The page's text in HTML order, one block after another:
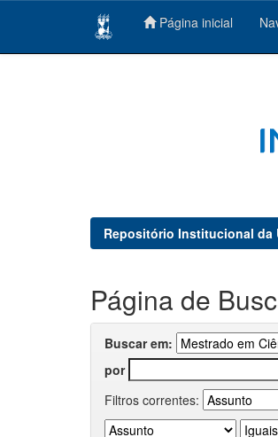
Página inicial
Repositório Institucional da
Página de
Buscar em:
por
Filtros correntes: